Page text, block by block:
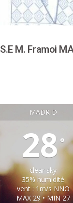
S.E M. Framoi
MADRID
28°
clear sky
35% humidité
vent : 1m/s NNO
MAX 29 • MIN 27